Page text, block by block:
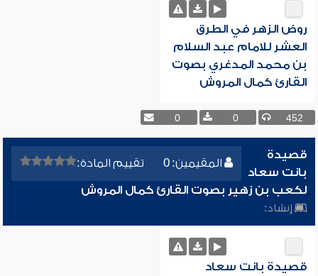
روض الزهر في الطرق
العشر للامام عبد السلام
بن محمد المدغري بصوت
القارئ كمال المروش
452
0
0
المقيمين: 0 تقييم المادة:
قصيدة
بانت سعاد
لكعب بن زهير بصوت القارئ كمال المروش
إنشاد:
قصيدة بانت سعاد